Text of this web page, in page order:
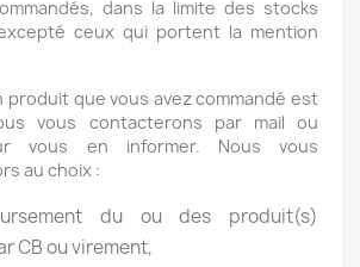
dans la limite des stocks
ceux qui portent la mention
produit que vous avez commandé est
vous contacterons par mail ou
vous en informer. Nous vous
au choix :
du ou des produit(s)
CB ou virement,